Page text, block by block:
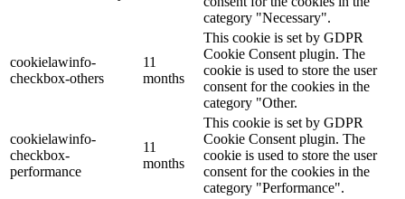
category "Necessary".
cookielawinfo-
checkbox-others
11
months
This cookie is set by GDPR
Cookie Consent plugin. The
cookie is used to store the user
consent for the cookies in the
category "Other.
cookielawinfo-
checkbox-
performance
11
months
This cookie is set by GDPR
Cookie Consent plugin. The
cookie is used to store the user
consent for the cookies in the
category "Performance".